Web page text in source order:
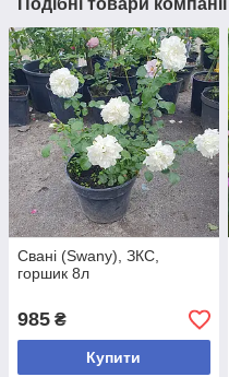
Свані (Swany), ЗКС,
горшик 8л
985 ₴
Купити